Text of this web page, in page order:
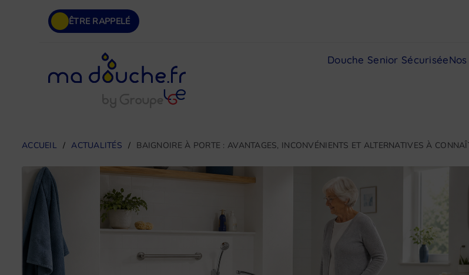
ÊTRE RAPPELÉ
Douche Senior Sécurisée
ACCUEIL ACTUALITÉS BAIGNOIRE À PORTE : AVANTAGES, INCONVÉNIENTS ET ALTERNATIVES À